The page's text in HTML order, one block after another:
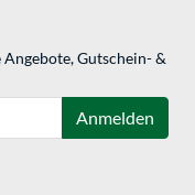
Gutschein- &
Anmelden